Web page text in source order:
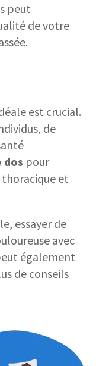
peut
de votre
est crucial.
de
dos pour
thoracique et
essayer de
avec
également
de conseils